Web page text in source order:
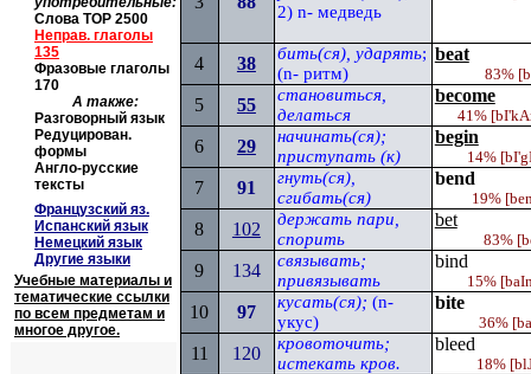
2) n- медведь
4 38 бить(ся), ударять;
(n- ритм)
beat
83%
5 55
становиться,
делаться
become
41%
6 29
начинать(ся);
приступать (к)
begin
14% [
7 91
гнуть(ся),
сгибать(ся)
bend
19%
8 102
держать пари,
спорить
bet
83%
9 134
связывать;
привязывать
bind
15%
10 97 кусать(ся); (n-
укус)
bite
36%
11 120
кровоточить;
истекать кров.
bleed
18% [
Слова TOP 2500
Неправ. глаголы
135
Фразовые глаголы
170
А также:
Разговорный язык
Редуцирован.
формы
Англо-русские
тексты
Французский яз.
Испанский язык
Немецкий язык
Другие языки
Учебные материалы и
тематические ссылки
по всем предметам и
многое другое.